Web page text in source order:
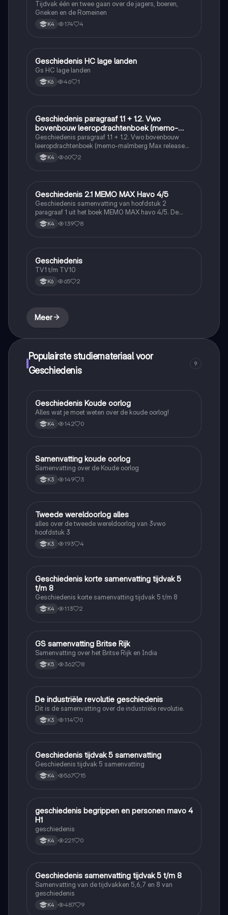
Tijdvak één en twee gaan over de jagers, boeren,
Grieken en de Romeinen
K4 174 4
Geschiedenis
Geschiedenis HC lage landen
Gs HC lage landen
K6 46 1
Geschiedenis
Geschiedenis paragraaf 1.1 + 1.2. Vwo
bovenbouw leeropdrachtenboek (memo-
malmberg Max release 6.0)
Geschiedenis paragraaf 1.1 + 1.2. Vwo bovenbouw
leeropdrachtenboek (memo-malmberg Max release
6.0)K4 60 2
Geschiedenis
Geschiedenis 2.1 MEMO MAX Havo 4/5
Geschiedenis samenvatting van hoofdstuk 2
paragraaf 1 uit het boek MEMO MAX havo 4/5. De
dingen waar en sterretje voorstaan zijn handig om
extra door te nemen (zijn de leerdoelen). De
K4 139 8
Geschiedenis
Geschiedenis
TV1 t/m TV10
K6 65 2
Meer
Populairste studiemateriaal voor
Geschiedenis
9
Geschiedenis
Geschiedenis Koude oorlog
Alles wat je moet weten over de koude oorlog!
K4 142 0
Geschiedenis
Samenvatting koude oorlog
Samenvatting over de Koude oorlog
K3 149 3
Geschiedenis
Tweede wereldoorlog alles
alles over de tweede wereldoorlog van 3vwo
hoofdstuk 3
K3 193 4
Geschiedenis
Geschiedenis korte samenvatting tijdvak 5
t/m 8
Geschiedenis korte samenvatting tijdvak 5 t/m 8
K4 113 2
Geschiedenis
GS samenvatting Britse Rijk
Samenvatting over het Britse Rijk en India
K5 362 8
Geschiedenis
De industriële revolutie geschiedenis
Dit is de samenvatting over de industriële revolutie.
K3 114 0
Geschiedenis
Geschiedenis tijdvak 5 samenvatting
Geschiedenis tijdvak 5 samenvatting
K4 567 15
Geschiedenis
geschiedenis begrippen en personen mavo 4
H1
geschiedenis
K4 221 0
Geschiedenis
Geschiedenis samenvatting tijdvak 5 t/m 8
Samenvatting van de tijdvakken 5,6,7 en 8 van
geschiedenis
K4 487 9